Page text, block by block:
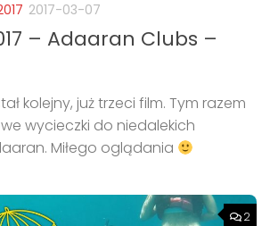
2017-03-07
– Adaaran Clubs –
kolejny, już trzeci film. Tym razem
wycieczki do niedalekich
Miłego oglądania
2